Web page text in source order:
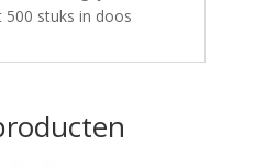
500 stuks in doos